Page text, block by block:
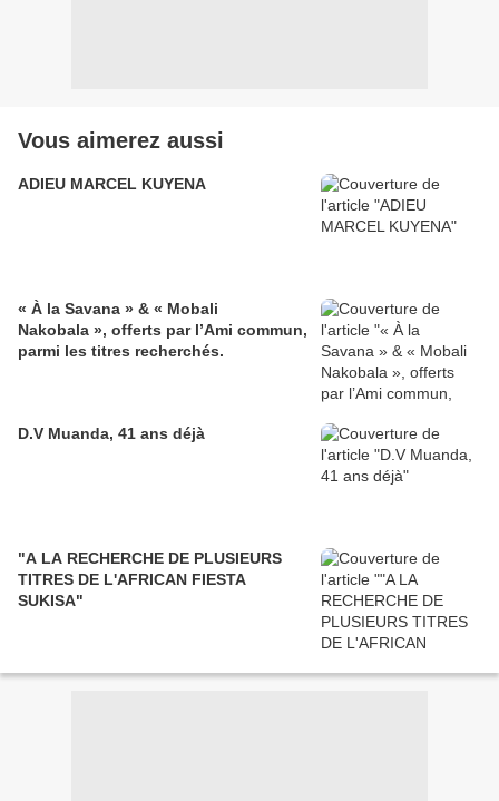
Vous aimerez aussi
ADIEU MARCEL KUYENA
« À la Savana » & « Mobali
Nakobala », offerts par l’Ami commun,
parmi les titres recherchés.
D.V Muanda, 41 ans déjà
"A LA RECHERCHE DE PLUSIEURS
TITRES DE L'AFRICAN FIESTA
SUKISA"